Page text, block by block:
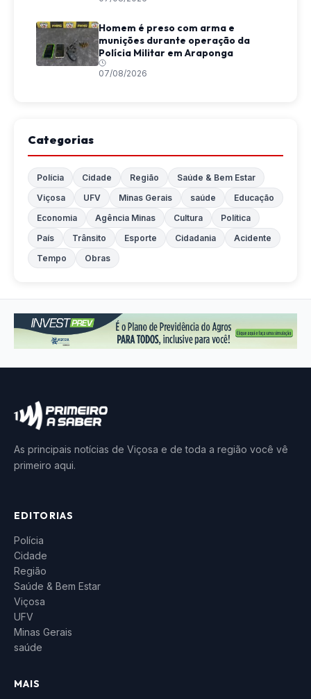
Homem é preso com arma e
munições durante operação da
Polícia Militar em Araponga
07/08/2026
Categorias
Polícia Cidade Região
Saúde & Bem Estar
Viçosa
UFV Minas Gerais saúde
Educação
Economia
Agência Minas Cultura
Política
País
Trânsito Esporte Cidadania
Acidente
Tempo
Obras
As principais notícias de Viçosa e de toda a região você vê
primeiro aqui.
EDITORIAS
Polícia
Cidade
Região
Saúde & Bem Estar
Viçosa
UFV
Minas Gerais
saúde
MAIS